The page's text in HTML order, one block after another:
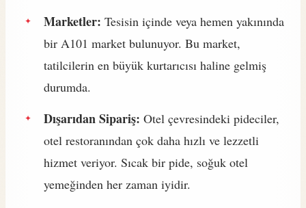
Marketler: Tesisin içinde veya hemen yakınında
bir A101 market bulunuyor. Bu market,
tatilcilerin en büyük kurtarıcısı haline gelmiş
durumda.
Dışarıdan Sipariş: Otel çevresindeki pideciler,
otel restoranından çok daha hızlı ve lezzetli
hizmet veriyor. Sıcak bir pide, soğuk otel
yemeğinden her zaman iyidir.